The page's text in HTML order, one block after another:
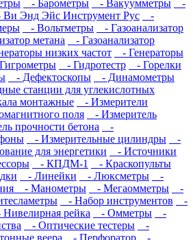
- Барометры - Вакуумметры
-
Энд Эйс Инструмент Рус
-
- Вольтметры
- Газоанализатор
метана
- Газоанализатор
низких частот
- Генераторы
- Гидротестр
- Горелки
- Дефектоскопы
- Динамометры
станции для углекислотных
монтажные
- Измерители
поля
- Измеритель
прочности бетона
-
- Измерительные цилиндры
-
для энергетики
- Источники
- КПДМ-1
- Краскопульты
- Линейки - Люксметры
-
- Манометры - Мегаомметры
-
- Набор инструментов
-
рейка - Омметры
-
- Оптические тестеры
-
веера - Перфоратор
-